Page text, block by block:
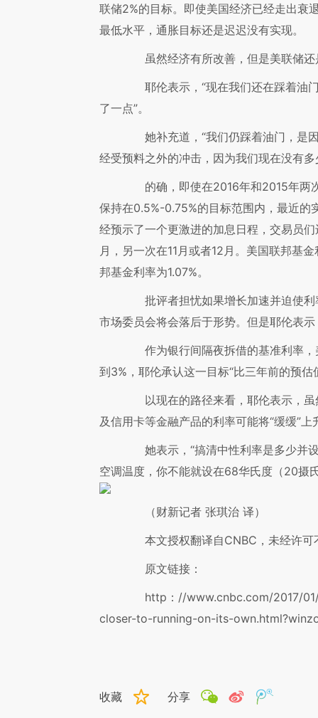
联储2%的目标。即使美国经济已经走出衰
最低水平，通胀目标还是迟迟没有实现。
虽然经济有所改善，但是美联储还
耶伦表示，“现在我们还在踩着油
了一点”。
她补充道，“我们仍踩着油门，是
经受预料之外的冲击，因为我们现在没有多
的确，即使在2016年和2015年两
保持在0.5%-0.75%的目标范围内，最近的
经预示了一个更激进的加息日程，交易员
月，另一次在11月或者12月。美国联邦基
邦基金利率为1.07%。
批评者担忧如果增长加速并迫使利
市场委员会将会落后于形势。但是耶伦表
作为银行间隔夜拆借的基准利率，
到3%，耶伦承认这一目标“比三年前的预
以现在的路径来看，耶伦表示，虽
及信用卡等金融产品的利率可能将“缓缓”上
她表示，“搞清中性利率是多少并
空调温度，你不能就设在68华氏度（20摄
（财新记者 张琪治 译）
本文授权翻译自CNBC，未经许可
原文链接：
http：//www.cnbc.com/2017/
closer-to-running-on-its-
收藏 分享